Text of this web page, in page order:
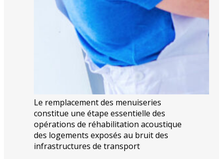
Le remplacement des menuiseries
constitue une étape essentielle des
opérations de réhabilitation acoustique
des logements exposés au bruit des
infrastructures de transport